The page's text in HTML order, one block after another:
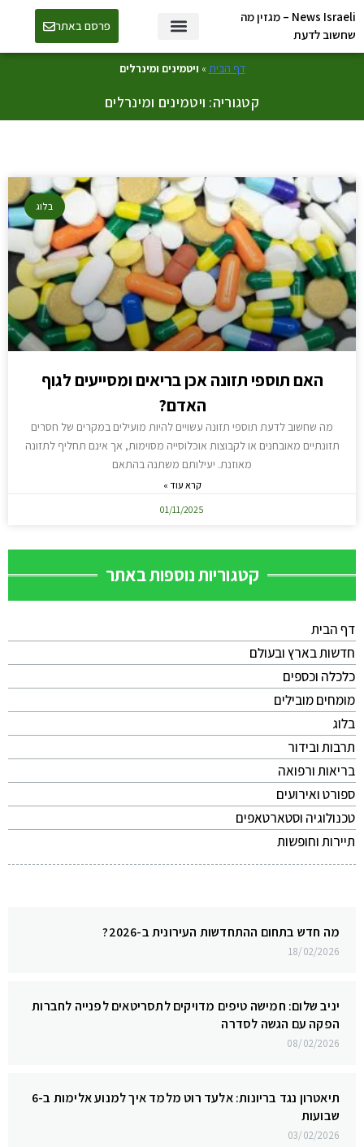
News Israeli – מגזין מה
שחשוב לדעת
פרסם באתר
דף הבית» ויטמינים ומינרלים
קטגוריה: ויטמינים ומינרלים
בלוג
האם תוספי תזונה אכן בריאים ומסייעים לגוף
האדם?
מה שחשוב לדעת תוספי תזונה עשויים להיות מועילים במקרים של חסרים
תזונתיים מאובחנים או לקבוצות אוכלוסייה מסוימות, אך אינם תחליף לתזונה
מאוזנת. יעילותם משתנה בהתאם
קרא עוד »
01/11/2025
קטגוריות נוספות באתר
דף הבית
חדשות בארץ ובעולם
כלכלה וכספים
מומחים מובילים
בלוג
תרבות ובידור
בריאות ורפואה
ספורט ואירועים
טכנולוגיה וסטארטאפים
תיירות וחופשות
מה חדש בתחום ההתחדשות העירונית ב-2026?
18/02/2026
יניב שלום: חמישה טיפים מדויקים לתסריטאים לפנייה לחברות
הפקה עם הגשה לסדרה
08/02/2026
תיאטרון נגד בריונות: אלעד רוט מלמד איך למנוע אלימות ב-6
שבועות
03/02/2026